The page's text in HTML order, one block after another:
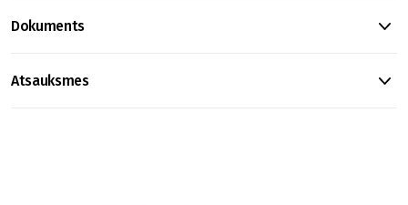
Dokuments
Atsauksmes